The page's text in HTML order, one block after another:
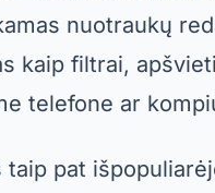
nuotraukų
kaip filtrai,
telefone ar
pat